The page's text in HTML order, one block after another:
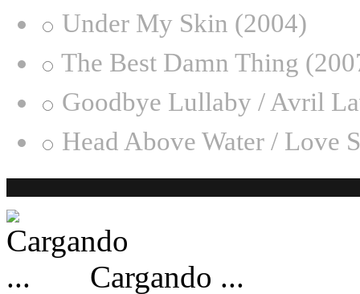
Under My Skin (2004)
The Best Damn Thing
Goodbye Lullaby / Avril
Head Above Water / Love
Cargando ...